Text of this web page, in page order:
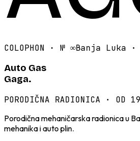
COLOPHON · № ∞Banja Luka
Auto Gas
Gaga.
PORODIČNA RADIONICA · OD
Porodična mehaničarska radionica u
mehanika i auto plin.